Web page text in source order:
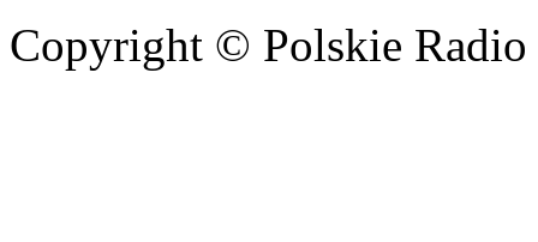
Copyright © Polskie